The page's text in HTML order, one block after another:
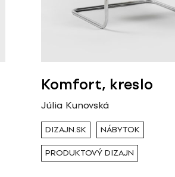
Komfort, kreslo
Júlia Kunovská
DIZAJN.SK NÁBYTOK
PRODUKTOVÝ DIZAJN